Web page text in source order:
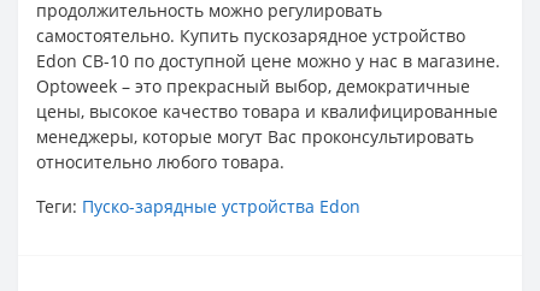
продолжительность можно регулировать
самостоятельно. Купить пускозарядное устройство
Edon CB-10 по доступной цене можно у нас в магазине.
Optoweek – это прекрасный выбор, демократичные
цены, высокое качество товара и квалифицированные
менеджеры, которые могут Вас проконсультировать
относительно любого товара.
Теги: Пуско-зарядные устройства Edon